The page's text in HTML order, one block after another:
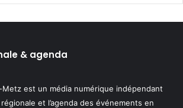
& agenda
est un média numérique indépendant
et l’agenda des événements en